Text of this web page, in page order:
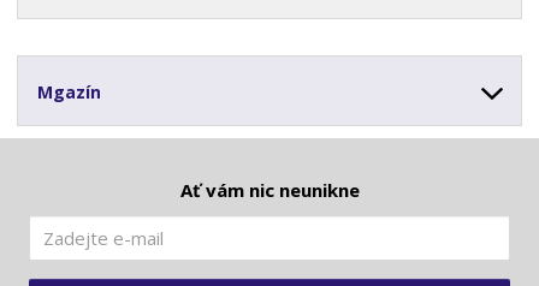
Mgazín
Ať vám nic neunikne